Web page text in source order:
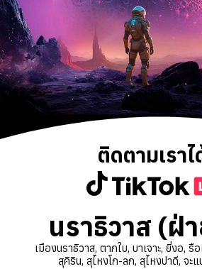
ติดตามเรา
นราธิวาส (ฝ่
เมืองนราธิวาส, ตากใบ, บาเจาะ, ยี่งอ, รื
สุคิริน, สุไหงโก-ลก, สุไหงปาดี, จะแ